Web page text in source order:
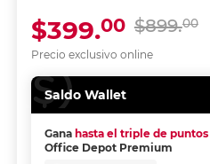
Precio exclusivo online
$899.00
$399.00
Saldo Wallet
Gana hasta el triple de puntos
Office Depot Premium